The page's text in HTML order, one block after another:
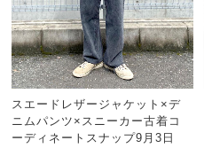
スエードレザージャケット×デ
ニムパンツ×スニーカー古着コ
ーディネートスナップ9月3日